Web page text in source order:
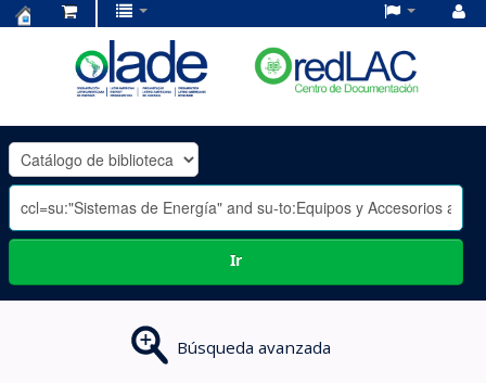
OLADE
-
Ir
Búsqueda avanzada